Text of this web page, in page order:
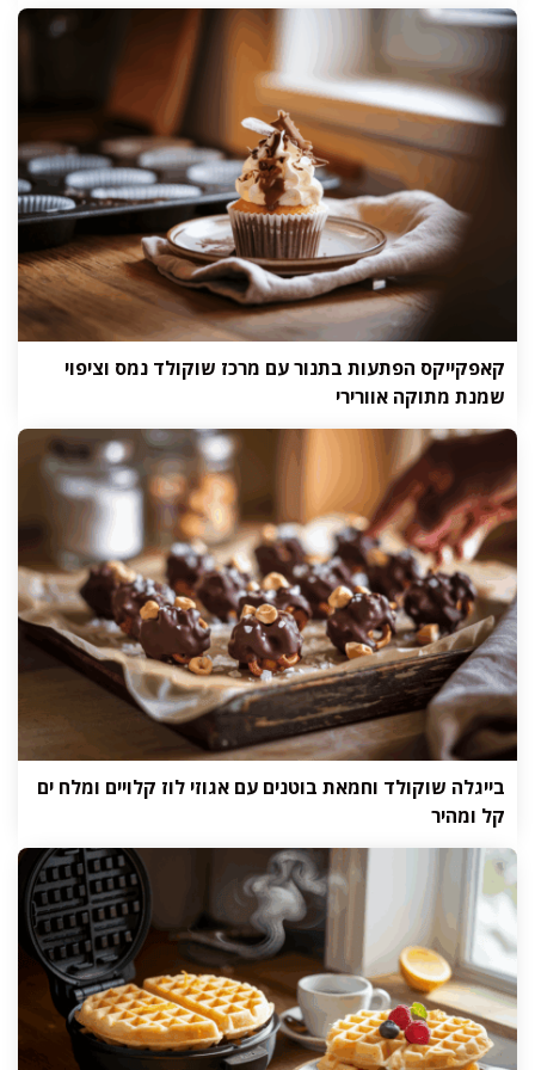
קאפקייקס הפתעות בתנור עם מרכז שוקולד נמס וציפוי
שמנת מתוקה אוורירי
בייגלה שוקולד וחמאת בוטנים עם אגוזי לוז קלויים ומלח ים
קל ומהיר